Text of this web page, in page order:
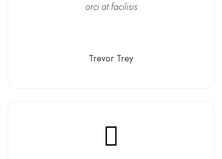
orci at facilisis
Trevor Trey